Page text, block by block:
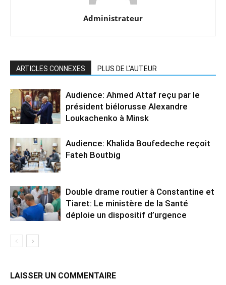
Administrateur
ARTICLES CONNEXES PLUS DE L'AUTEUR
Audience: Ahmed Attaf reçu par le
président biélorusse Alexandre
Loukachenko à Minsk
Audience: Khalida Boufedeche reçoit
Fateh Boutbig
Double drame routier à Constantine et
Tiaret: Le ministère de la Santé
déploie un dispositif d’urgence
LAISSER UN COMMENTAIRE